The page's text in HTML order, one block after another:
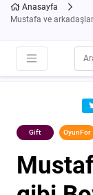
Anasayfa
Mustafa ve
Gift OyunFor